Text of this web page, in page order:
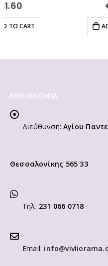
ΕΠΙΚΟΙΝΩΝΊΑ
Διεύθυνση: Αγίου
Θεσσαλονίκης 565 33
Τηλ: 231 066 0718
Email: